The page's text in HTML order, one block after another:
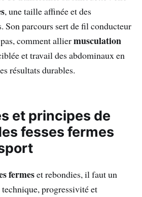
, une taille affinée et des
Son parcours sert de fil conducteur
comment alliermusculation
et travail des abdominaux en
résultats durables.
et principes de
fesses fermes
fermeset rebondies, il faut un
progressivité et